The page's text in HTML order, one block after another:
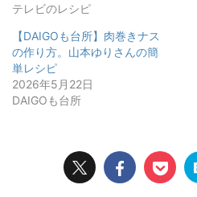
テレビのレシピ
【DAIGOも台所】肉巻きナス
の作り方。山本ゆりさんの簡
単レシピ
2026年5月22日
DAIGOも台所